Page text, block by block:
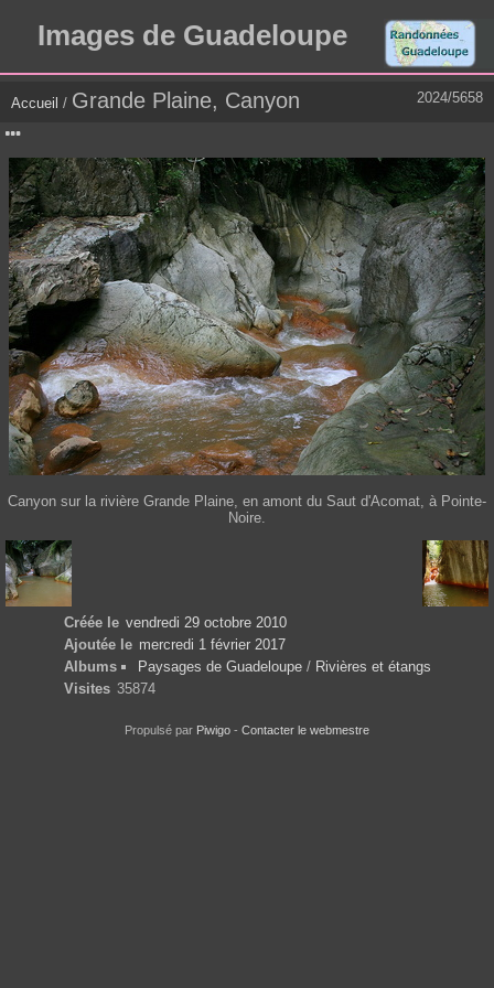
Images de Guadeloupe
2024/5658
Accueil / Grande Plaine, Canyon
Canyon sur la rivière Grande Plaine, en amont du Saut d'Acomat, à Pointe-
Noire.
Créée le vendredi 29 octobre 2010
Ajoutée le mercredi 1 février 2017
Albums
Paysages de Guadeloupe / Rivières et étangs
Visites 35874
Propulsé par Piwigo - Contacter le webmestre